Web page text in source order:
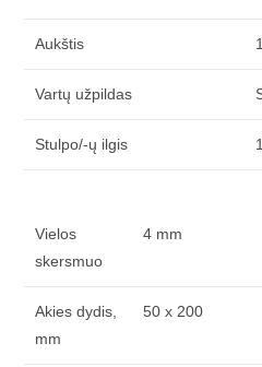
Aukštis
Vartų užpildas
Stulpo/-ų ilgis
Vielos
skersmuo
4 mm
Akies dydis,
mm
50 x 200